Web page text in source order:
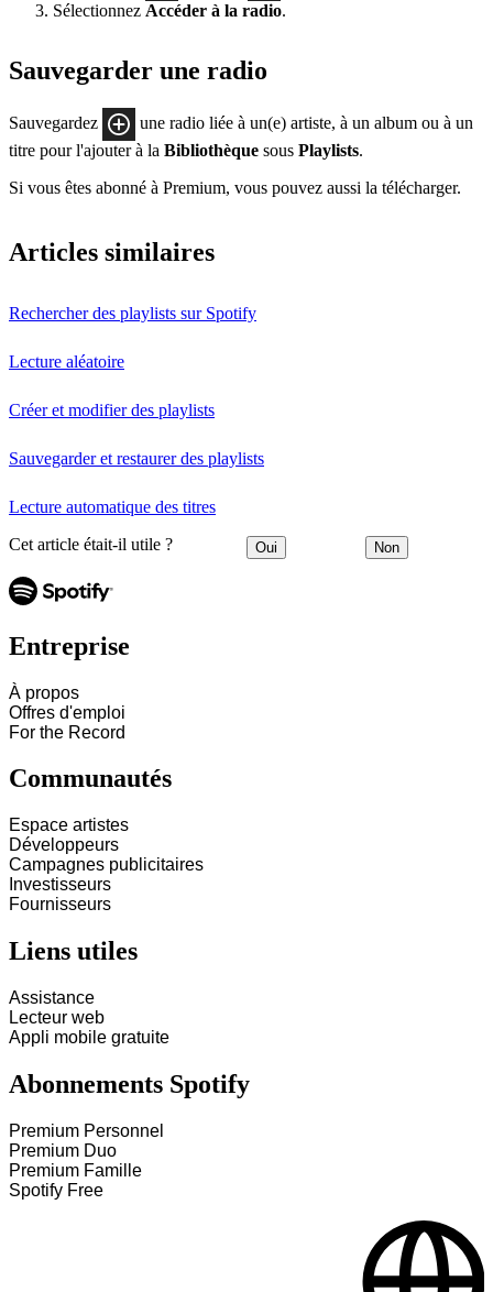
Sélectionnez Accéder à la radio.
Sauvegarder une radio
Sauvegardez
une radio liée à un(e) artiste, à un album ou à un
titre pour l'ajouter à la Bibliothèque sous Playlists.
Si vous êtes abonné à Premium, vous pouvez aussi la télécharger.
Articles similaires
Rechercher des playlists sur Spotify
Lecture aléatoire
Créer et modifier des playlists
Sauvegarder et restaurer des playlists
Lecture automatique des titres
Cet article était-il utile ? Oui Non
Entreprise
À propos
Offres d'emploi
For the Record
Communautés
Espace artistes
Développeurs
Campagnes publicitaires
Investisseurs
Fournisseurs
Liens utiles
Assistance
Lecteur web
Appli mobile gratuite
Abonnements Spotify
Premium Personnel
Premium Duo
Premium Famille
Spotify Free